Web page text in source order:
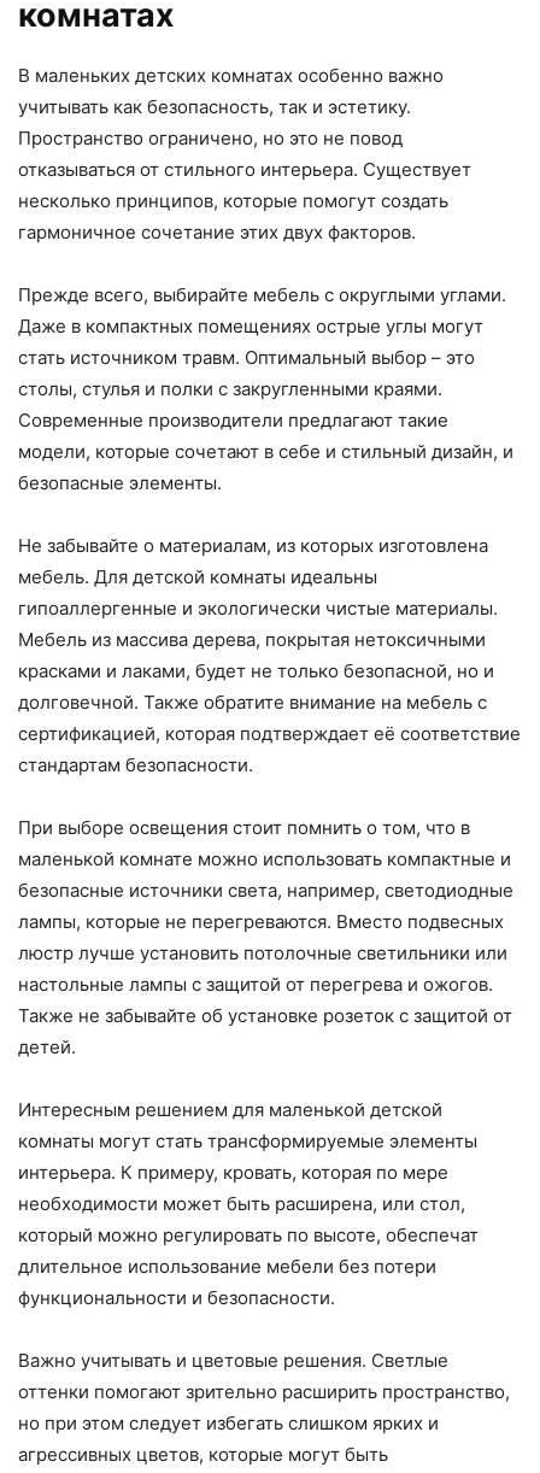
комнатах
В маленьких детских комнатах особенно важно
учитывать как безопасность, так и эстетику.
Пространство ограничено, но это не повод
отказываться от стильного интерьера. Существует
несколько принципов, которые помогут создать
гармоничное сочетание этих двух факторов.
Прежде всего, выбирайте мебель с округлыми углами.
Даже в компактных помещениях острые углы могут
стать источником травм. Оптимальный выбор – это
столы, стулья и полки с закругленными краями.
Современные производители предлагают такие
модели, которые сочетают в себе и стильный дизайн, и
безопасные элементы.
Не забывайте о материалам, из которых изготовлена
мебель. Для детской комнаты идеальны
гипоаллергенные и экологически чистые материалы.
Мебель из массива дерева, покрытая нетоксичными
красками и лаками, будет не только безопасной, но и
долговечной. Также обратите внимание на мебель с
сертификацией, которая подтверждает её соответствие
стандартам безопасности.
При выборе освещения стоит помнить о том, что в
маленькой комнате можно использовать компактные и
безопасные источники света, например, светодиодные
лампы, которые не перегреваются. Вместо подвесных
люстр лучше установить потолочные светильники или
настольные лампы с защитой от перегрева и ожогов.
Также не забывайте об установке розеток с защитой от
детей.
Интересным решением для маленькой детской
комнаты могут стать трансформируемые элементы
интерьера. К примеру, кровать, которая по мере
необходимости может быть расширена, или стол,
который можно регулировать по высоте, обеспечат
длительное использование мебели без потери
функциональности и безопасности.
Важно учитывать и цветовые решения. Светлые
оттенки помогают зрительно расширить пространство,
но при этом следует избегать слишком ярких и
агрессивных цветов, которые могут быть